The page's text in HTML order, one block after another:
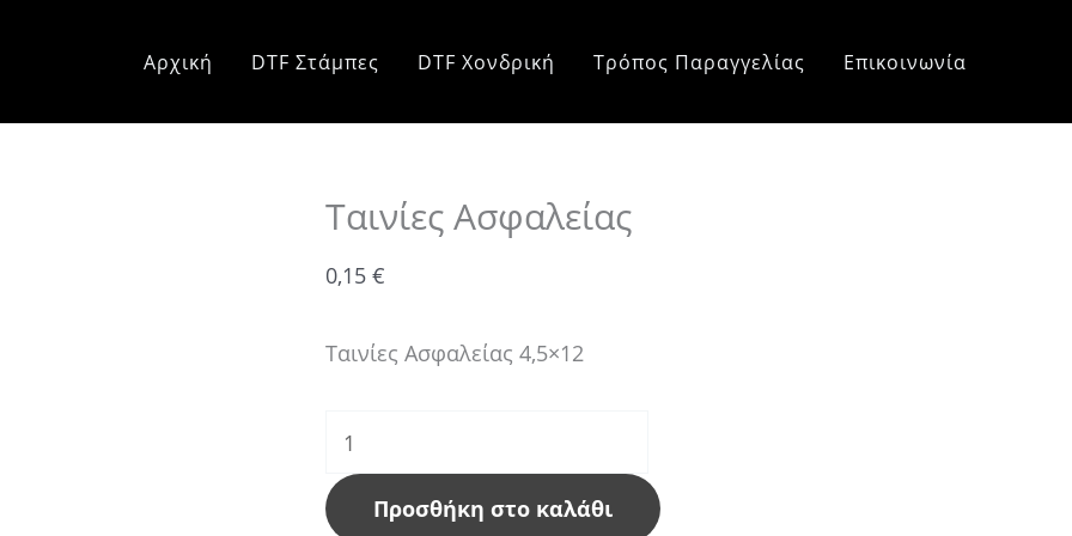
Αρχική DTF Στάμπες DTF Χονδρική Τρόπος Παραγγελίας Επικοινωνία
Ταινίες Ασφαλείας
0,15 €
Ταινίες Ασφαλείας 4,5×12
Ασφαλείας
Προσθήκη στο καλάθι